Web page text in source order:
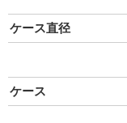
ケース直径
ケース